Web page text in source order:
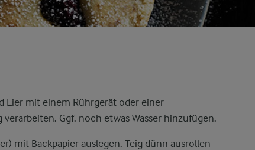
Eier mit einem Rührgerät oder einer
Ggf. noch etwas Wasser hinzufügen.
mit Backpapier auslegen. Teig dünn ausrollen